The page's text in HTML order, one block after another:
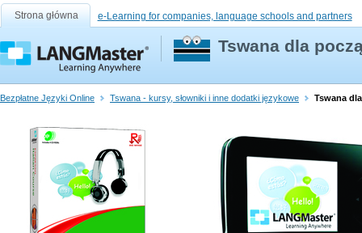
Strona główna e-Learning for companies, language schools and partners
Tswana dla
Bezpłatne Języki Online Tswana - kursy, słowniki i inne dodatki językowe Tswana